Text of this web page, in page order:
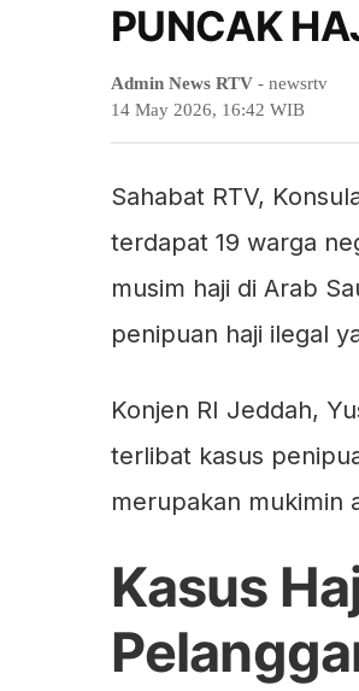
PUNCAK
Admin News RTV - newsrtv
14 May 2026, 16:42 WIB
Sahabat RTV,
terdapat 19 warga
musim haji di Arab
penipuan haji ilegal
Konjen RI Jeddah,
terlibat kasus
merupakan mukimin
Kasus